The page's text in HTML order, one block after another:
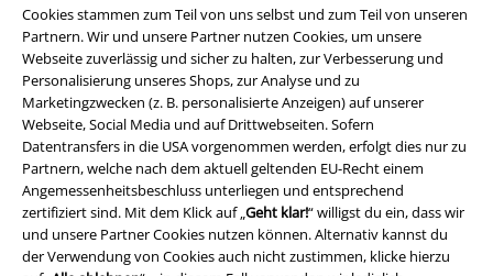
Cookies stammen zum Teil von uns selbst und zum Teil von unseren
Partnern. Wir und unsere Partner nutzen Cookies, um unsere
Webseite zuverlässig und sicher zu halten, zur Verbesserung und
Personalisierung unseres Shops, zur Analyse und zu
Marketingzwecken (z. B. personalisierte Anzeigen) auf unserer
Webseite, Social Media und auf Drittwebseiten. Sofern
Datentransfers in die USA vorgenommen werden, erfolgt dies nur zu
Partnern, welche nach dem aktuell geltenden EU-Recht einem
Angemessenheitsbeschluss unterliegen und entsprechend
zertifiziert sind. Mit dem Klick auf „Geht klar!“ willigst du ein, dass wir
und unsere Partner Cookies nutzen können. Alternativ kannst du
der Verwendung von Cookies auch nicht zustimmen, klicke hierzu
Rechtliches
AGB
Impressum
Datenschutz